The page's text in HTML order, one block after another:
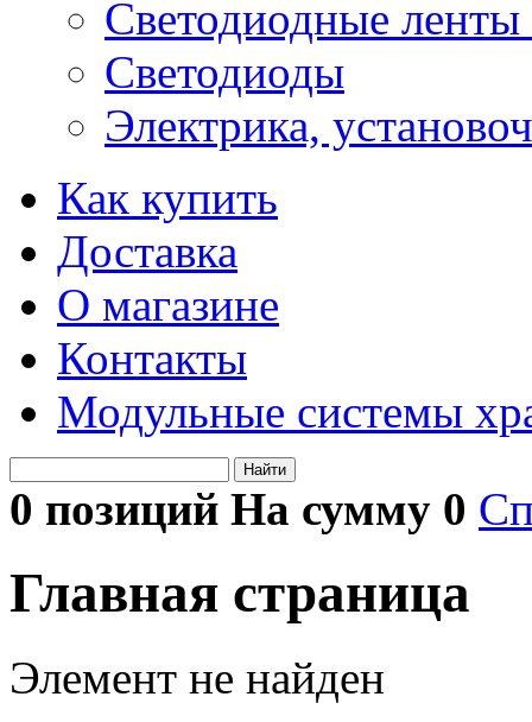
Светодиодные
Светодиоды
Электрика,
Как купить
Доставка
О магазине
Контакты
Модульные системы
Найти
0 позиций На сумму 0
Главная страница
Элемент не найден